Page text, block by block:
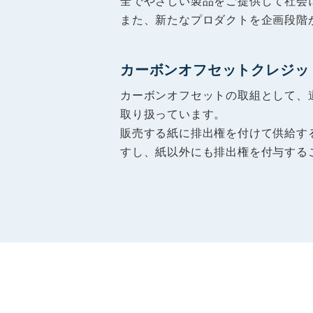
また、新たなプロダクトを企画段
カーボンオフセットクレジッ
カーボンオフセットの取組として
取り扱っています。
販売する紙に排出権を付けて供給
すし、紙以外にも排出権を付与する